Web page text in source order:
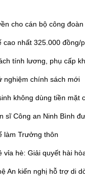
cho cán bộ công
cao nhất 325.000
tính lương, phụ cấp
nghiệm chính sách mới
không dùng tiền mặt
sĩ Công an Ninh Bình
làm Trưởng thôn
vỉa hè: Giải quyết hài
An kiến nghị hỗ trợ di